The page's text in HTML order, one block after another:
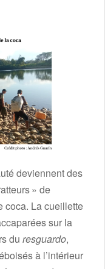
deviennent des
» de
coca. La cueillette
sur la
du resguardo,
à l’intérieur